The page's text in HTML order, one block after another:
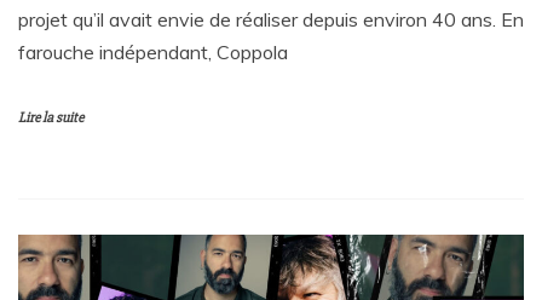
projet qu’il avait envie de réaliser depuis environ 40 ans. En
farouche indépendant, Coppola
Lire la suite